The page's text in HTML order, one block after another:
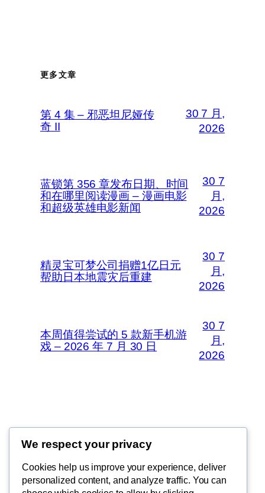
更多文章
第 4 集 – 邪恶坦尼娅传
奇 II
30 7 月,
2026
蓝锁第 356 章发布日期、时间
和在哪里阅读漫画 – 漫画电影
和超级英雄电影新闻
30 7
月,
2026
精灵宝可梦公司捐赠1亿日元
帮助日本地震灾后重建
30 7
月,
2026
本周值得尝试的 5 款新手机游
戏 – 2026 年 7 月 30 日
30 7
月,
2026
Thunder Feeds
你最喜欢的电子游戏和攻略杂志
We respect your privacy
Cookies help us improve your experience, deliver
personalized content, and analyze traffic. You can